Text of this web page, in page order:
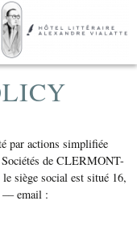
par actions simplifiée
de CLERMONT-
siège social est situé 16,
email :